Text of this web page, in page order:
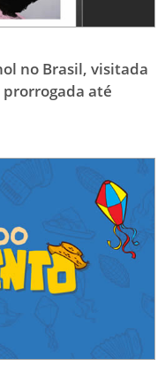
no Brasil, visitada
prorrogada até